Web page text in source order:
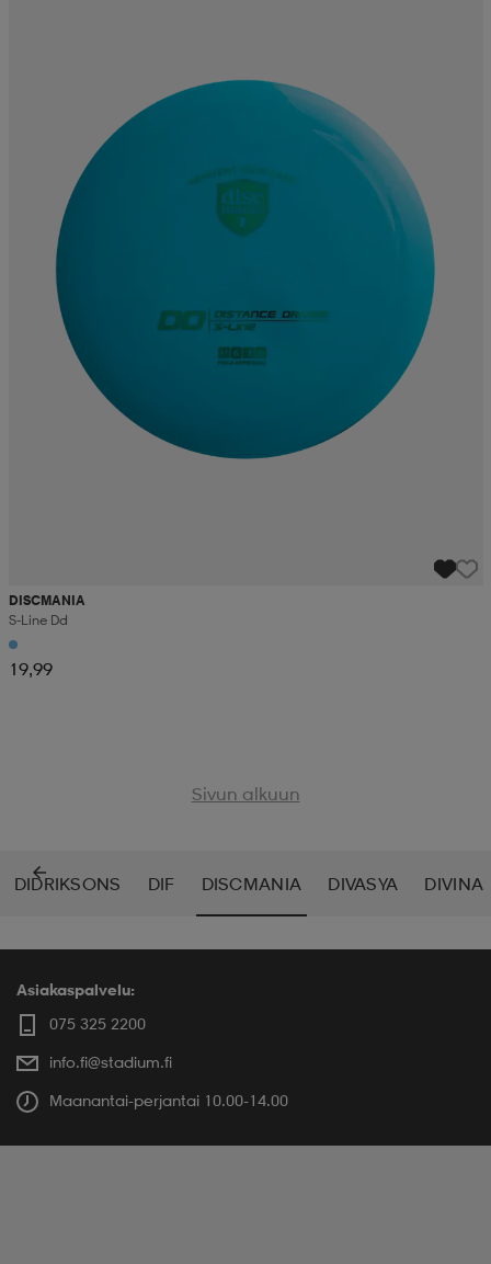
DISCMANIA
S-Line Dd
19,99
Sivun alkuun
DIDRIKSONS DIF DISCMANIA DIVASYA DIVINA
Asiakaspalvelu:
075 325 2200
info.fi@stadium.fi
Maanantai-perjantai 10.00-14.00